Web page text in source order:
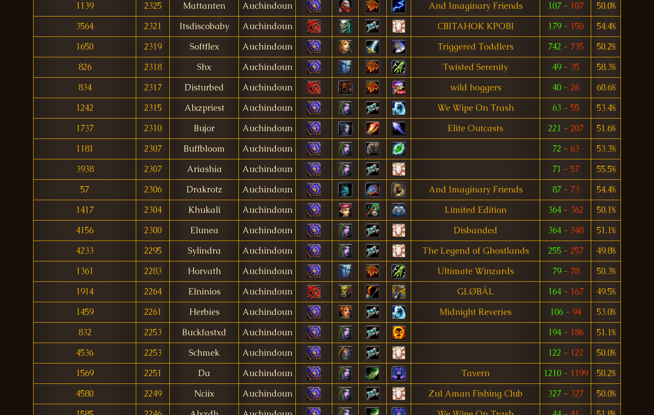
1139
2325 Mattanten Auchindoun And Imaginary Friends 107- 107
50.0%
3564
2321 Itsdiscobaby Auchindoun CBITAHOK KPOBI 179- 150
54.4%
1650
2319 Softflex Auchindoun Triggered Toddlers 742 - 735
50.2%
826
2318 Shx Auchindoun Twisted Serenity 49- 35
58.3%
834
2317 Disturbed Auchindoun wild hoggers 40- 26
60.6%
1242
2315 Alxzpriest Auchindoun We Wipe On Trash 63- 55
53.4%
1737
2310 Bujor Auchindoun Elite Outcasts 221 - 207
51.6%
1181
2307 Buffbloom Auchindoun 72 - 63
53.3%
3938
2307 Ariashia Auchindoun 71 - 57
55.5%
57
2306 Drakrotz Auchindoun And Imaginary Friends 87- 73
54.4%
1417
2304 Khukali Auchindoun Limited Edition 364- 362
50.1%
4156
2300 Elunea Auchindoun Disbanded 364- 348
51.1%
4233
2295 Sylindra Auchindoun The Legend of Ghostlands 255- 257
49.8%
1361
2283 Horvath Auchindoun Ultimate Winzards 79- 78
50.3%
1914
2264 Elninios Auchindoun GLØBÁL 164- 167
49.5%
1459
2261 Herbies Auchindoun Midnight Reveries 106 - 94
53.0%
832
2253 Buckfastxd Auchindoun 194- 186
51.1%
4536
2253 Schmek Auchindoun 122 - 122
50.0%
1569
2251 Da Auchindoun Tavern 1210- 1199
50.2%
4580
2249 Nciix Auchindoun Zul Aman Fishing Club 327- 327
50.0%